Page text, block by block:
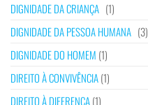
DIGNIDADE DA CRIANÇA (1)
DIGNIDADE DA PESSOA HUMANA (3)
DIGNIDADE DO HOMEM (1)
DIREITO À CONVIVÊNCIA(1)
DIREITO À DIFERENÇA(1)